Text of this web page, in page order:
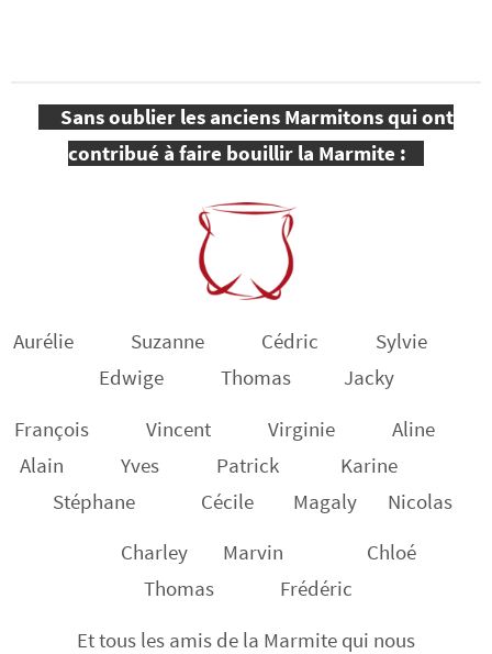
Sans oublier les anciens Marmitons qui ont
contribué à faire bouillir la Marmite :
Aurélie Suzanne Cédric Sylvie
Edwige Thomas Jacky
François Vincent Virginie Aline
Alain Yves Patrick Karine
Stéphane Cécile Magaly Nicolas
Charley Marvin Chloé
Thomas Frédéric
Et tous les amis de la Marmite qui nous